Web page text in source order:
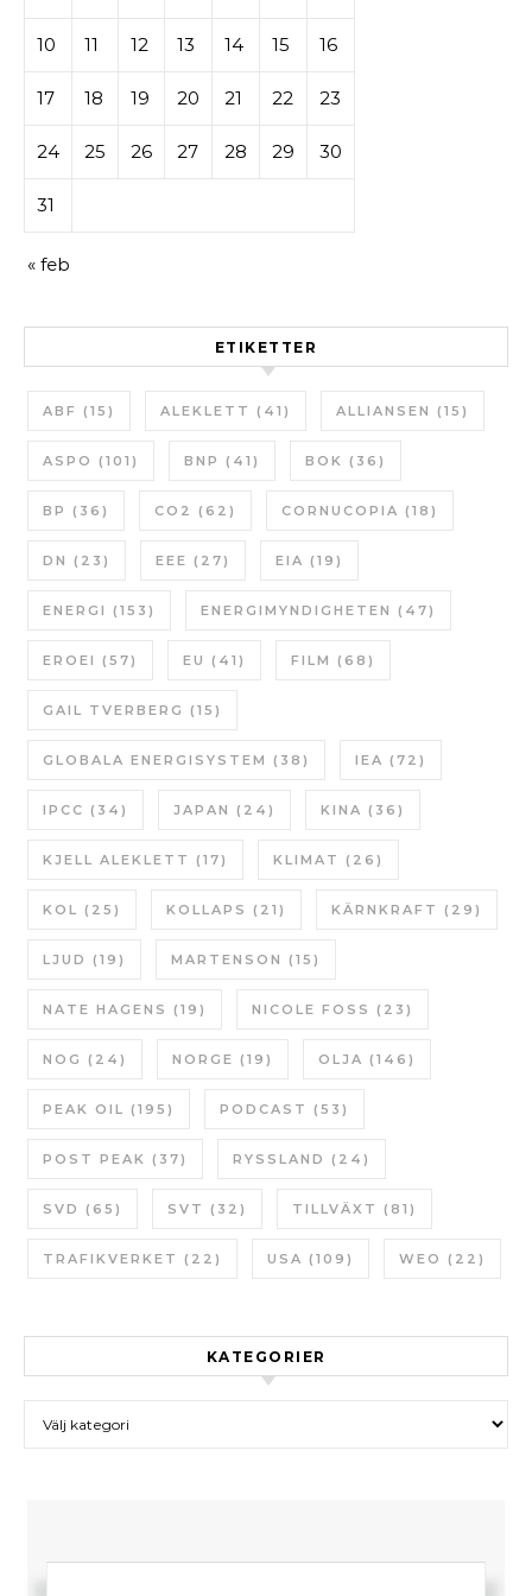
10 11 12 13 14 15 16
17 18 19 20 21 22 23
24 25 26 27 28 29 30
31
« feb
ETIKETTER
ABF (15) ALEKLETT (41) ALLIANSEN (15)
ASPO (101) BNP (41) BOK (36)
BP (36) CO2 (62) CORNUCOPIA (18)
DN (23) EEE (27) EIA (19)
ENERGI (153) ENERGIMYNDIGHETEN (47)
EROEI (57) EU (41) FILM (68)
GAIL TVERBERG (15)
GLOBALA ENERGISYSTEM (38) IEA (72)
IPCC (34) JAPAN (24) KINA (36)
KJELL ALEKLETT (17) KLIMAT (26)
KOL (25) KOLLAPS (21) KÄRNKRAFT (29)
LJUD (19) MARTENSON (15)
NATE HAGENS (19) NICOLE FOSS (23)
NOG (24) NORGE (19) OLJA (146)
PEAK OIL (195) PODCAST (53)
POST PEAK (37) RYSSLAND (24)
SVD (65) SVT (32) TILLVÄXT (81)
TRAFIKVERKET (22) USA (109) WEO (22)
KATEGORIER